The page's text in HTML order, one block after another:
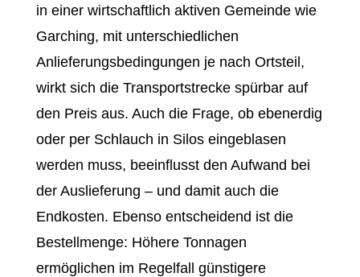
in einer wirtschaftlich aktiven Gemeinde wie
Garching, mit unterschiedlichen
Anlieferungsbedingungen je nach Ortsteil,
wirkt sich die Transportstrecke spürbar auf
den Preis aus. Auch die Frage, ob ebenerdig
oder per Schlauch in Silos eingeblasen
werden muss, beeinflusst den Aufwand bei
der Auslieferung – und damit auch die
Endkosten. Ebenso entscheidend ist die
Bestellmenge: Höhere Tonnagen
ermöglichen im Regelfall günstigere